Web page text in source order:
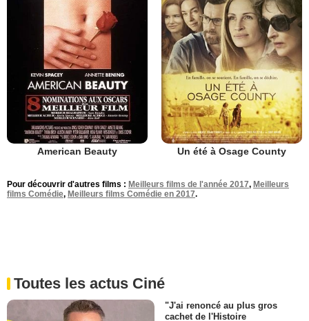
American Beauty Un été à Osage County
Pour découvrir d'autres films : Meilleurs films de l'année 2017, Meilleurs
films Comédie, Meilleurs films Comédie en 2017.
Toutes les actus Ciné
"J'ai renoncé au plus gros
cachet de l'Histoire